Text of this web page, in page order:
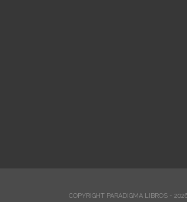
COPYRIGHT PARADIGMA LIBROS -